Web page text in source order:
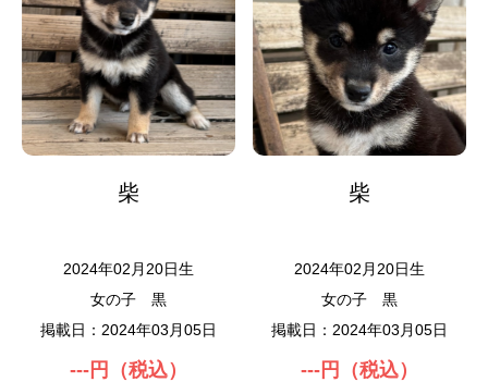
柴
2024年02月20日生
女の子
黒
掲載日：2024年03月05日
---円（税込）
柴
2024年02月20日生
女の子
黒
掲載日：2024年03月05日
---円（税込）